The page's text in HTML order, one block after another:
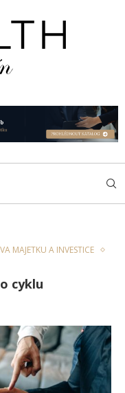
MAJETKU A INVESTICE
cyklu